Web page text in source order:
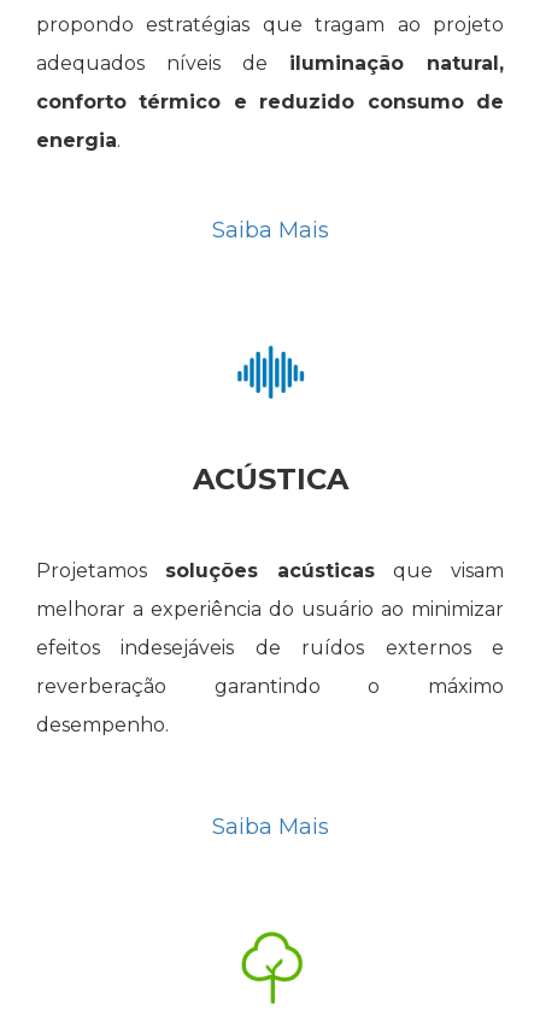
propondo estratégias que tragam ao projeto
adequados níveis de iluminação natural,
conforto térmico e reduzido consumo de
energia.
Saiba Mais
ACÚSTICA
Projetamos soluções acústicas que visam
melhorar a experiência do usuário ao minimizar
efeitos indesejáveis de ruídos externos e
reverberação garantindo o máximo
desempenho.
Saiba Mais